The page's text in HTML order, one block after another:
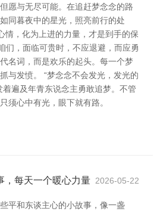
愿与无尽可能。在追赶梦念念的路
同暮夜中的星光，照亮前行的处
情，化为上进的力量，才是到手的保
们，面临可贵时，不应退避，而应勇
名词，而是欢乐的起头。每一个梦
与发愤。 “梦念念不会发光，发光的
遍及年青东说念主勇敢追梦。不管
须心中有光，眼下就有路。
，每天一个暖心力量 2026-05-22
平和东谈主心的小故事，像一盏